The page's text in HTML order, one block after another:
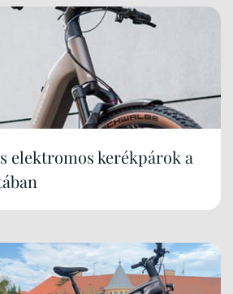
elektromos kerékpárok a